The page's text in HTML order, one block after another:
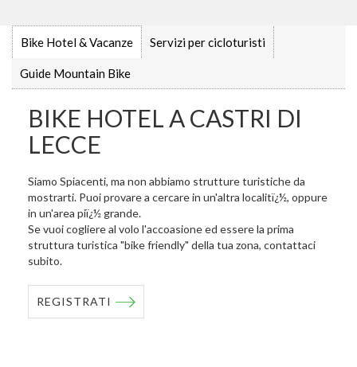
Bike Hotel & Vacanze Servizi per cicloturisti
Guide Mountain Bike
BIKE HOTEL A CASTRI DI
LECCE
Siamo Spiacenti, ma non abbiamo strutture turistiche da
mostrarti. Puoi provare a cercare in un'altra localitï¿½, oppure
in un'area piï¿½ grande.
Se vuoi cogliere al volo l'accoasione ed essere la prima
struttura turistica "bike friendly" della tua zona, contattaci
subito.
REGISTRATI